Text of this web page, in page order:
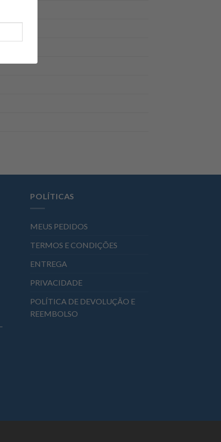
POLÍTICAS
MEUS PEDIDOS
TERMOS E CONDIÇÕES
ENTREGA
PRIVACIDADE
POLÍTICA DE DEVOLUÇÃO E
REEMBOLSO